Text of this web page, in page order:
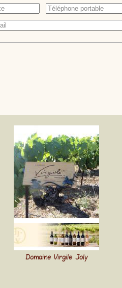
Domaine Virgile Joly